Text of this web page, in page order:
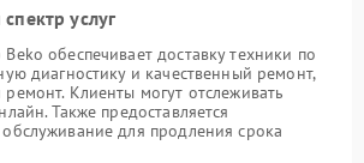
услуг
обеспечивает доставку техники по
диагностику и качественный ремонт,
Клиенты могут отслеживать
Также предоставляется
обслуживание для продления срока